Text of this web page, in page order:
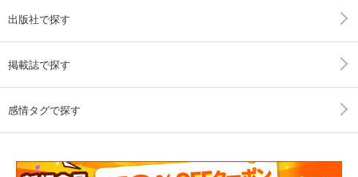
出版社で探す
掲載誌で探す
感情タグで探す